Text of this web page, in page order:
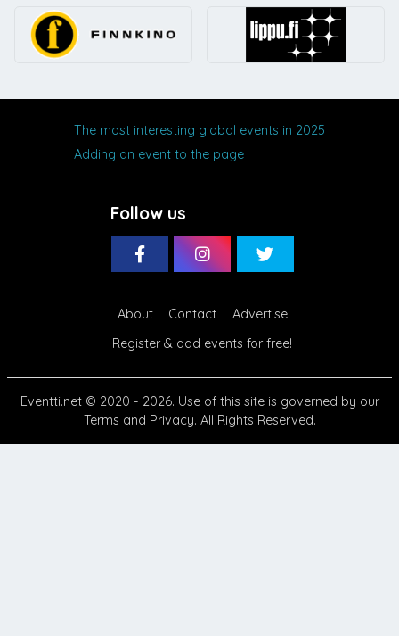
The most interesting global events in 2025
Adding an event to the page
Follow us
About Contact
Advertise
Register & add events for free!
Eventti.net© 2020 - 2026. Use of this site is governed by our
Terms and Privacy. All Rights Reserved.